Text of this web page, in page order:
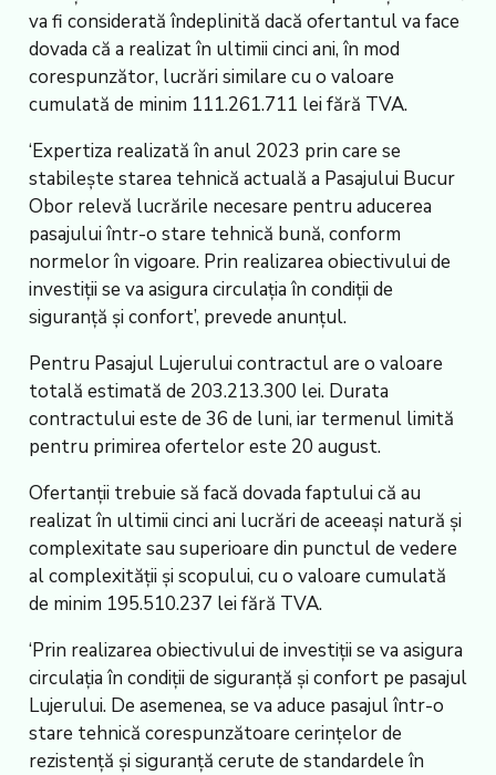
va fi considerată îndeplinită dacă ofertantul va face
dovada că a realizat în ultimii cinci ani, în mod
corespunzător, lucrări similare cu o valoare
cumulată de minim 111.261.711 lei fără TVA.
‘Expertiza realizată în anul 2023 prin care se
stabilește starea tehnică actuală a Pasajului Bucur
Obor relevă lucrările necesare pentru aducerea
pasajului într-o stare tehnică bună, conform
normelor în vigoare. Prin realizarea obiectivului de
investiții se va asigura circulația în condiții de
siguranță și confort’, prevede anunțul.
Pentru Pasajul Lujerului contractul are o valoare
totală estimată de 203.213.300 lei. Durata
contractului este de 36 de luni, iar termenul limită
pentru primirea ofertelor este 20 august.
Ofertanții trebuie să facă dovada faptului că au
realizat în ultimii cinci ani lucrări de aceeași natură și
complexitate sau superioare din punctul de vedere
al complexității și scopului, cu o valoare cumulată
de minim 195.510.237 lei fără TVA.
‘Prin realizarea obiectivului de investiții se va asigura
circulația în condiții de siguranță și confort pe pasajul
Lujerului. De asemenea, se va aduce pasajul într-o
stare tehnică corespunzătoare cerințelor de
rezistență și siguranță cerute de standardele în